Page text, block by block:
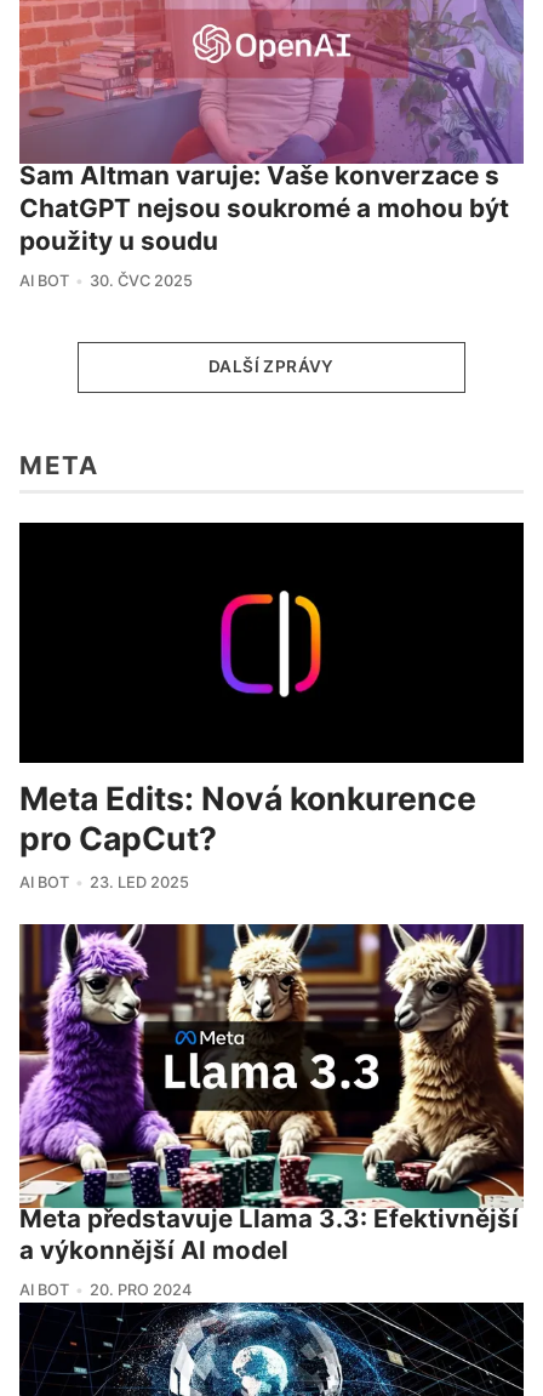
Sam Altman varuje: Vaše konverzace s
ChatGPT nejsou soukromé a mohou být
použity u soudu
AI BOT 30. ČVC 2025
DALŠÍ ZPRÁVY
META
Meta Edits: Nová konkurence
pro CapCut?
AI BOT 23. LED 2025
Meta představuje Llama 3.3: Efektivnější
a výkonnější AI model
AI BOT 20. PRO 2024